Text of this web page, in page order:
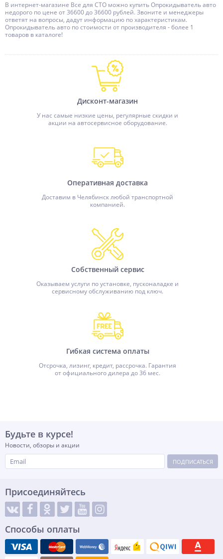
В интернет-магазине Все для СТО можно купить Опрокидыватель авто
недорого по цене от 36600 до 36600 рублей. Звоните и менеджеры
ответят на вопросы, дадут информацию по характеристикам.
Опрокидыватель авто по стоимости от производителя - более 1
товаров в каталоге!
Дисконт-магазин
У нас самые низкие цены, регулярные скидки и
акции на автосервисное оборудование.
Оперативная доставка
Доставим в Челябинск любой транспортной
компанией.
Собственный сервис
Оказываем услуги по установке, пусконаладке и
сервисному обслуживанию под ключ.
Гибкая система оплаты
Отсрочка, лизинг, кредит, рассрочка. Гарантия
от официального дилера до 36 мес.
Будьте в курсе!
Новости, обзоры и акции
ПОДПИСАТЬСЯ
Присоединяйтесь
Способы оплаты